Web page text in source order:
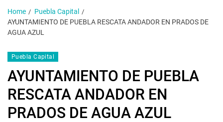
Home
Puebla Capital
AYUNTAMIENTO DE PUEBLA RESCATA ANDADOR EN PRADOS DE
AGUA AZUL
Puebla Capital
AYUNTAMIENTO DE PUEBLA
RESCATA ANDADOR EN
PRADOS DE AGUA AZUL